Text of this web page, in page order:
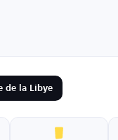
de la Libye